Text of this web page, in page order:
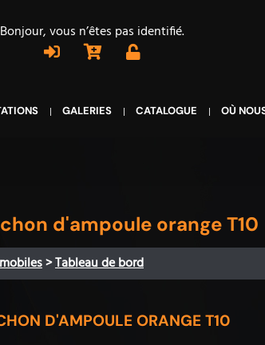
Bonjour, vous n’êtes pas identifié.
GALERIES CATALOGUE OÙ
d'ampoule orange T10
>Tableau de bord
D'AMPOULE ORANGE T10